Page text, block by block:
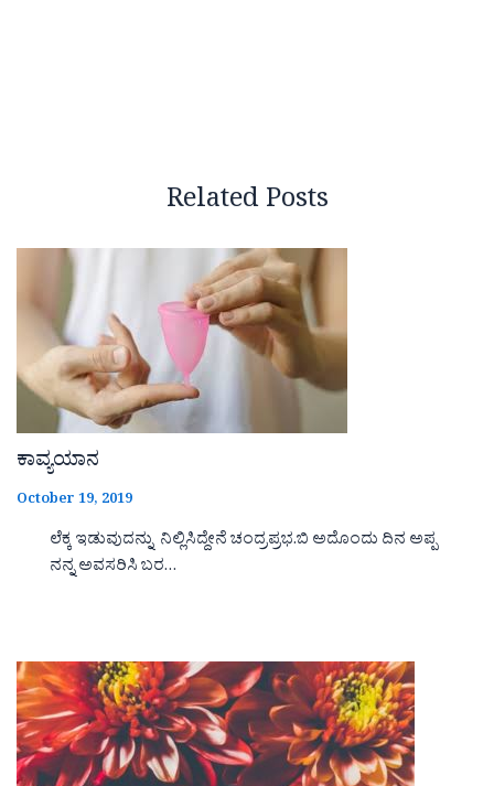
Related Posts
ಕಾವ್ಯಯಾನ
October 19, 2019
ಲೆಕ್ಕ ಇಡುವುದನ್ನು ನಿಲ್ಲಿಸಿದ್ದೇನೆ ಚಂದ್ರಪ್ರಭ.ಬಿ ಅದೊಂದು ದಿನ ಅಪ್ಪ
ನನ್ನ ಅವಸರಿಸಿ ಬರ…